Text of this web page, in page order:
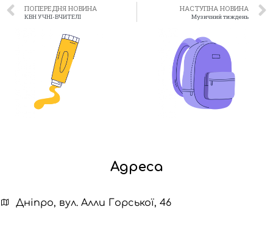
ПОПЕРЕДНЯ НОВИНА
КВН УЧНІ-ВЧИТЕЛІ
НАСТУПНА НОВИНА
Музичний тиждень
Адреса
Дніпро, вул. Алли Горської, 46